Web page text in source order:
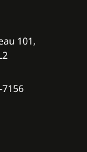
101,
7156